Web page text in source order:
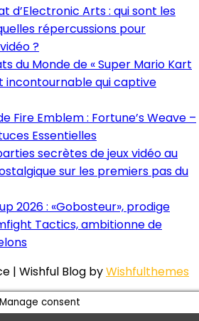
d’Electronic Arts : qui sont les
répercussions pour
?
du Monde de « Super Mario Kart
incontournable qui captive
Fire Emblem : Fortune’s Weave –
Essentielles
secrètes de jeux vidéo au
sur les premiers pas du
2026 : «Gobosteur», prodige
Tactics, ambitionne de
| Wishful Blog byWishfulthemes
Manage consent